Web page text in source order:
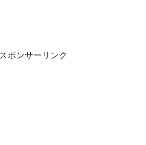
スポンサーリンク